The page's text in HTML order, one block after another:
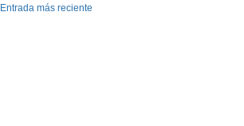
Entrada más reciente